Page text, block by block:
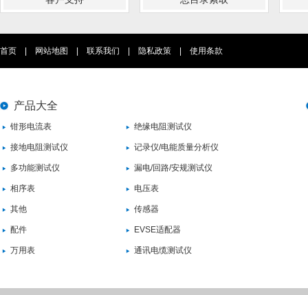
首页 网站地图 联系我们 隐私政策 使用条款
产品大全
钳形电流表 绝缘电阻测试仪
接地电阻测试仪 记录仪/电能质量分析仪
多功能测试仪 漏电/回路/安规测试仪
相序表 电压表
其他 传感器
配件 EVSE适配器
万用表 通讯电缆测试仪